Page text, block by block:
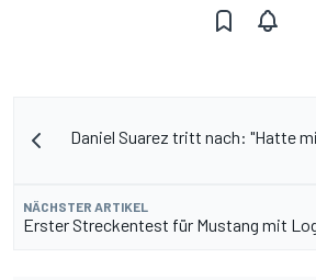
Daniel Suarez tritt nach: "Hatte
NÄCHSTER ARTIKEL
Erster Streckentest für Mustang mit